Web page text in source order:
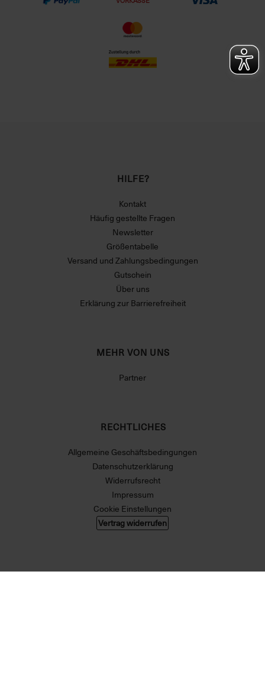
HILFE?
Kontakt
Häufig gestellte Fragen
Newsletter
Größentabelle
Versand und Zahlungsbedingungen
Gutschein
Über uns
Erklärung zur Barrierefreiheit
MEHR VON UNS
Partner
RECHTLICHES
Allgemeine Geschäftsbedingungen
Datenschutzerklärung
Widerrufsrecht
Impressum
Cookie Einstellungen
Vertrag widerrufen